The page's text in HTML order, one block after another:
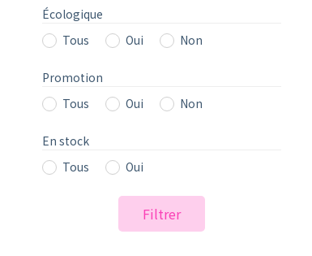
Écologique
Tous
Oui Non
Promotion
Tous
Oui Non
En stock
Tous
Oui
Filtrer